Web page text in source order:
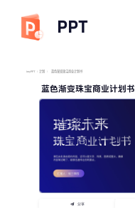
PPT
imyPPT / 计划 / 蓝色渐变珠宝商业计划书
蓝色渐变珠宝商业计划书
分享